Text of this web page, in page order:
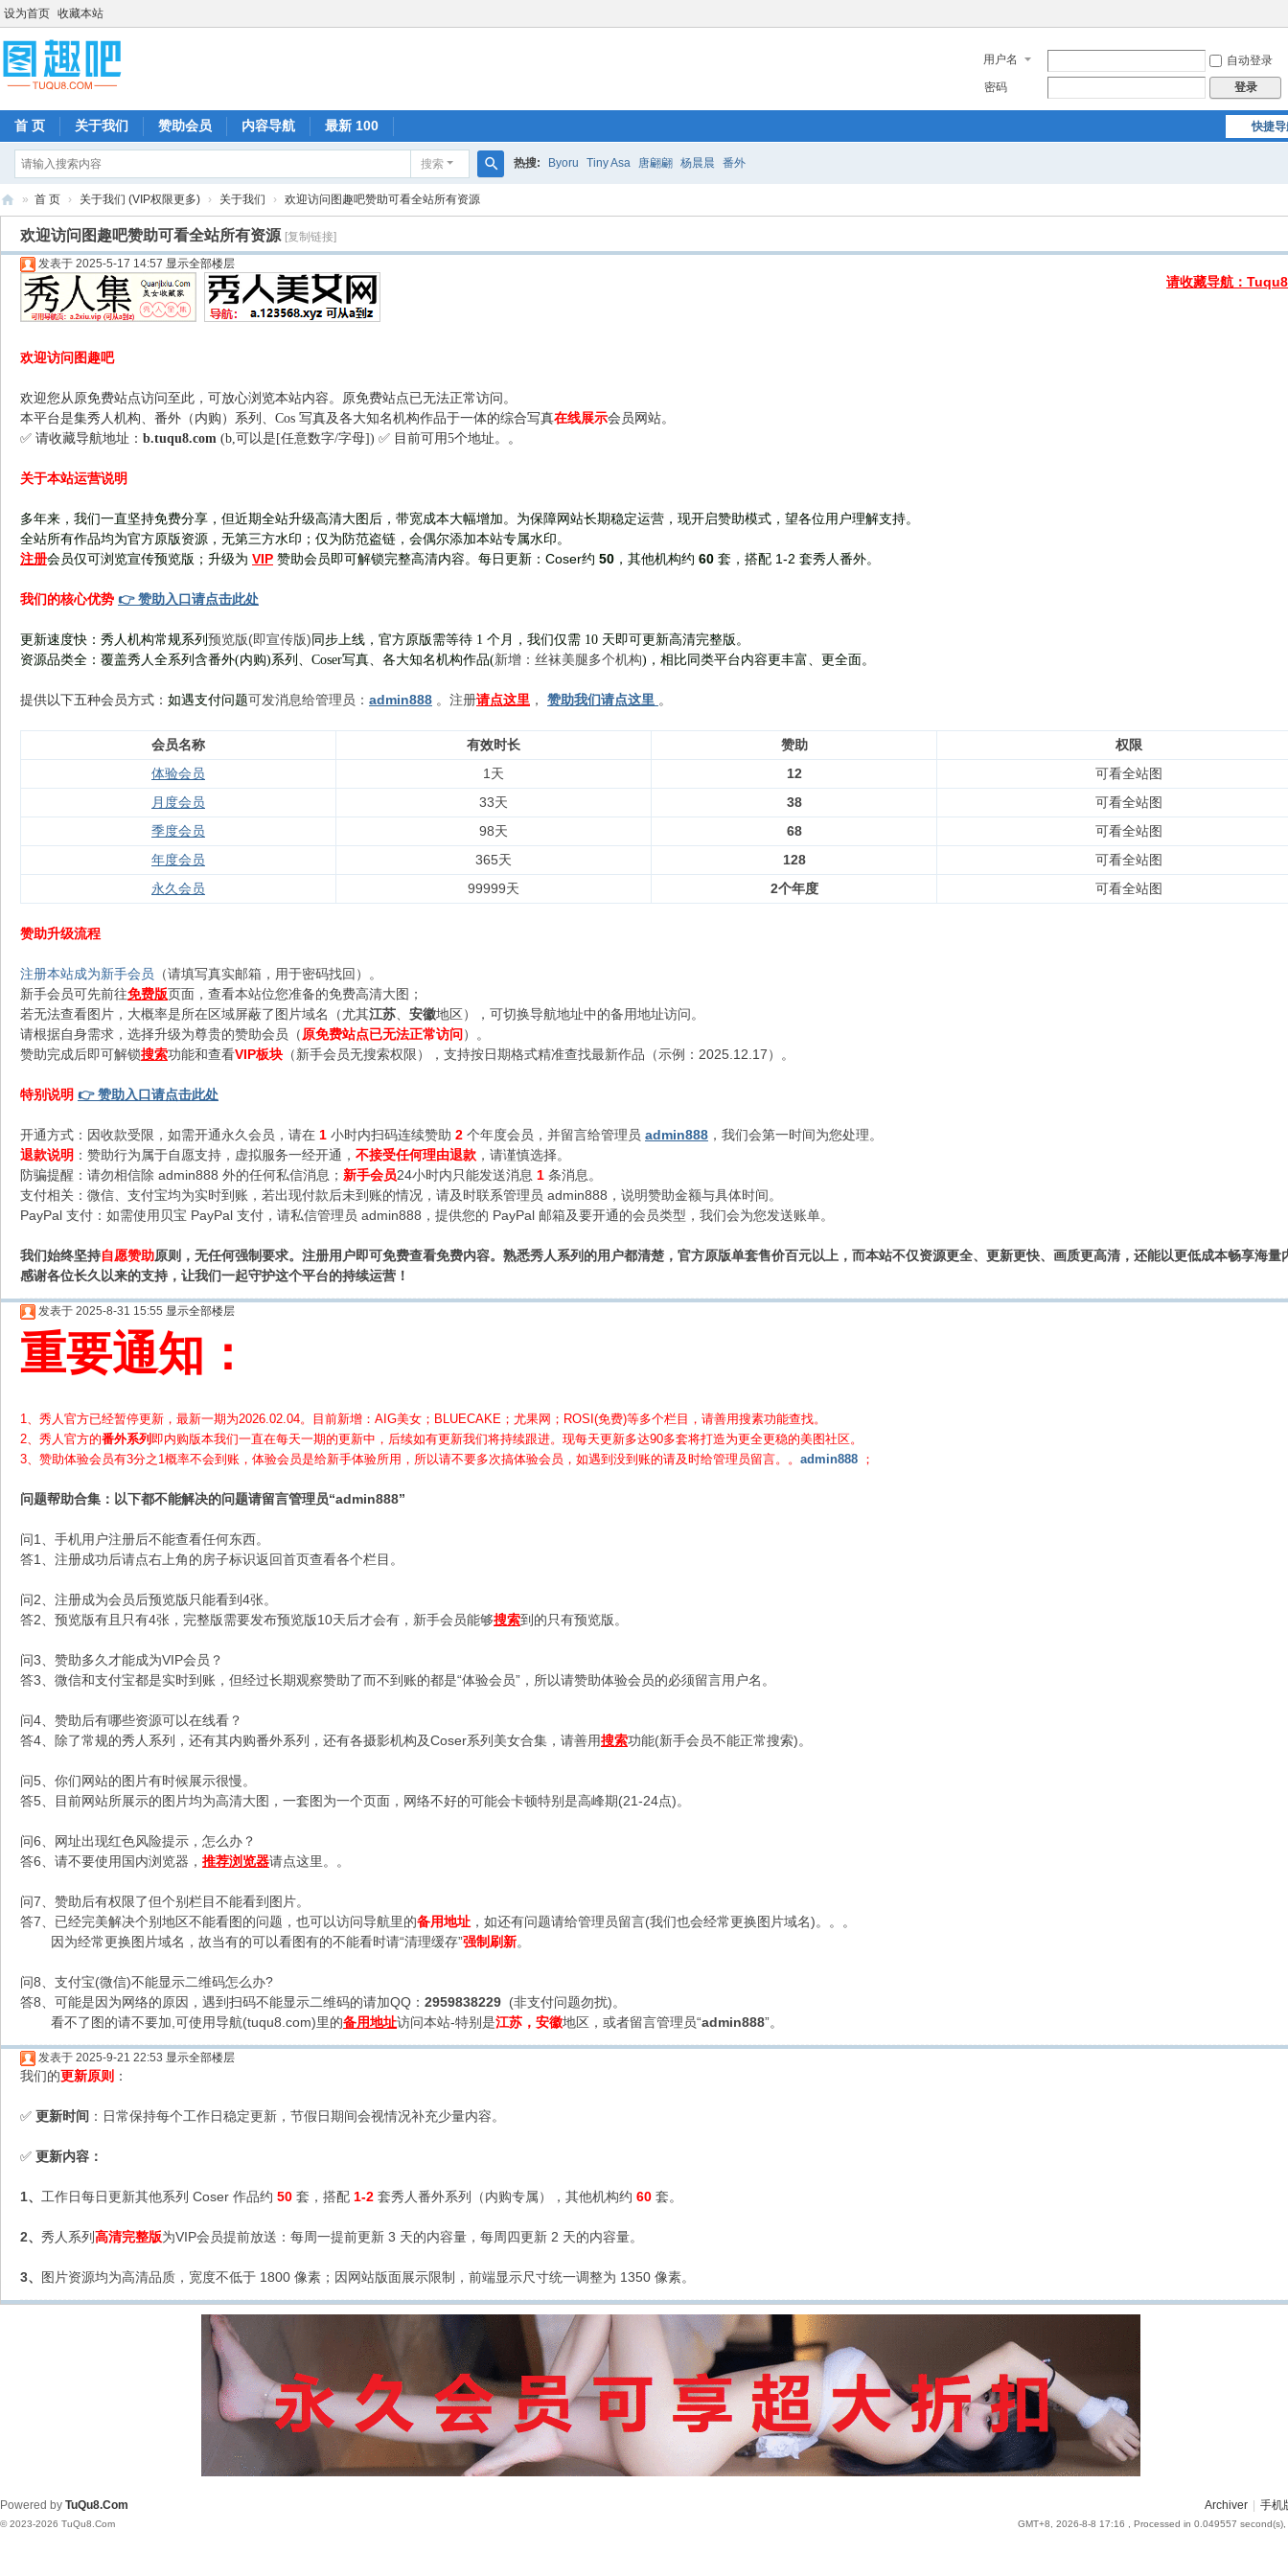
设为首页 收藏本站
用户名
自动登录
密码
登录
快捷
首 页 关于我们 赞助会员 内容导航 最新 100
搜索
索
热搜: Byoru Tiny Asa 唐翩翩 杨晨晨 番外
趣
» 首 页 › 关于我们 (VIP权限更多) › 关于我们 › 欢迎访问图趣吧赞助可看全站所有资源
欢迎访问图趣吧赞助可看全站所有资源 [复制链接]
发表于 2025-5-17 14:57 显示全部楼层
请收藏导航：
欢迎访问图趣吧
欢迎您从原免费站点访问至此，可放心浏览本站内容。原免费站点已无法正常访问。
本平台是集秀人机构、番外（内购）系列、Cos 写真及各大知名机构作品于一体的综合写真在线展示会员网站。
✅ 请收藏导航地址： b.tuqu8.com (b,可以是[任意数字/字母]) ✅ 目前可用5个地址。。
关于本站运营说明
多年来，我们一直坚持免费分享，但近期全站升级高清大图后，带宽成本大幅增加。为保障网站长期稳定运营，现开启赞助模式，望各位用户理解支持。
全站所有作品均为官方原版资源，无第三方水印；仅为防范盗链，会偶尔添加本站专属水印。
注册会员仅可浏览宣传预览版 ； 升级为 VIP 赞助会员即可解锁完整高清内容。每日更新： Coser约 50 ，其他机构约 60 套， 搭配 1-2 套秀人番外。
我们的核心优势 👉 赞助入口请点击此处
更新速度快：秀人机构常规系列 预览版(即宣传版) 同步上线，官方原版需等待 1 个月，我们仅需 10 天即可更新高清完整版。
资源品类全：覆盖秀人全系列含番外(内购)系列、Coser写真、各大知名机构作品(新增：丝袜美腿多个机构)，相比同类平台内容更丰富、更全面。
提供以下五种会员方式： 如遇支付问题可发消息给管理员： admin888 。注册请点这里 ， 赞助我们请点这里 。
会员名称 有效时长 赞助
权限
体验会员
1天 12
可看全站图
月度会员
33天 38
可看全站图
季度会员
98天 68
可看全站图
年度会员
365天 128
可看全站图
永久会员
99999天 2个年度 可看全站图
赞助升级流程
注册本站成为新手会员 （请填写真实邮箱，用于密码找回）。
新手会员可先前往免费版页面，查看本站位您准备的免费高清大图；
若无法查看图片，大概率是所在区域屏蔽了图片域名（尤其江苏 安徽地区），可切换导航地址中的备用地址访问。
请根据自身需求，选择升级为尊贵的赞助会员（原免费站点已无法正常访问 ）。
赞助完成后即可解锁搜索功能和查看VIP板块 （新手会员无搜索权限），支持按日期格式精准查找最新作品（示例：2025.12.17）。
特别说明 👉 赞助入口请点击此处
开通方式：因收款受限，如需开通永久会员，请在 1 小时内扫码连续赞助 2 个年度会员，并留言给管理员 admin888 ，我们会第一时间为您处理。
退款说明 ：赞助行为属于自愿支持，虚拟服务一经开通， 不接受任何理由退款 ，请谨慎选择。
防骗提醒：请勿相信除 admin888 外的任何私信消息； 新手会员24小时内只能发送消息 1 条消息。
支付相关：微信、支付宝均为实时到账，若出现付款后未到账的情况，请及时联系管理员 admin888，说明赞助金额与具体时间。
PayPal 支付：如需使用贝宝 PayPal 支付，请私信管理员 admin888，提供您的 PayPal 邮箱及要开通的会员类型，我们会为您发送账单。
我们始终坚持自愿赞助原则，无任何强制要求。注册用户即可免费查看免费内容。熟悉秀人系列的用户都清楚，官方原版单套售价百元以上，而本站不仅资源更全、更新更快、画质更高清，还能以更低成本畅享海量
感谢各位长久以来的支持，让我们一起守护这个平台的持续运营！
发表于 2025-8-31 15:55 显示全部楼层
重要通知：
1、秀人官方已经暂停更新，最新一期为2026.02.04。目前新增：AIG美女；BLUECAKE；尤果网；ROSI(免费)等多个栏目，请善用搜素功能查找。
2、 秀人官方的番外系列 即内购版本我们一直在每天一期的更新中，后续如有更新我们将持续跟进。现每天更新多达90多套将打造为更全更稳的美图社区。
3、赞助体验会员有3分之1概率不会到账，体验会员是给新手体验所用，所以请不要多次搞体验会员，如遇到没到账的请及时给管理员留言。。 admin888 ；
问题帮助合集 ：以下都不能解决的问题请留言管理员“admin888”
问1、手机用户注册后不能查看任何东西。
答1、注册成功后请点右上角的房子标识返回首页查看各个栏目。
问2、注册成为会员后预览版只能看到4张。
答2、预览版有且只有4张，完整版需要发布预览版10天后才会有，新手会员能够搜索到的只有预览版。
问3、赞助多久才能成为VIP会员？
答3、微信和支付宝都是实时到账，但经过长期观察赞助了而不到账的都是“体验会员”，所以请赞助体验会员的必须留言用户名。
问4、赞助后有哪些资源可以在线看？
答4、除了常规的秀人系列，还有其内购番外系列，还有各摄影机构及Coser系列美女合集，请善用搜索功能(新手会员不能正常搜索)。
问5、你们网站的图片有时候展示很慢。
答5、目前网站所展示的图片均为高清大图，一套图为一个页面，网络不好的可能会卡顿特别是高峰期(21-24点)。
问6、网址出现红色风险提示，怎么办？
答6、请不要使用国内浏览器， 推荐浏览器请点这里。。
问7、赞助后有权限了但个别栏目不能看到图片。
答7、已经完美解决个别地区不能看图的问题，也可以访问导航里的备用地址 ，如还有问题请给管理员留言(我们也会经常更换图片域名)。。。
因为经常更换图片域名，故当有的可以看图有的不能看时请“清理缓存”强制刷新。
问8、支付宝(微信)不能显示二维码怎么办?
答8、可能是因为网络的原因，遇到扫码不能显示二维码的请加QQ： 2959838229 (非支付问题勿扰)。
看不了图的请不要加,可使用导航(tuqu8.com)里的备用地址访问本站-特别是江苏，安徽地区，或者留言管理员“admin888”。
发表于 2025-9-21 22:53 显示全部楼层
我们的更新原则 ：
✅ 更新时间 ：日常保持每个工作日稳定更新，节假日期间会视情况补充少量内容。
✅ 更新内容：
1、 工作日每日更新其他系列 Coser 作品约 50 套，搭配 1-2 套秀人番外系列（内购专属），其他机构约 60 套。
2、 秀人系列高清完整版为VIP会员提前放送：每周一提前更新 3 天的内容量，每周四更新 2 天的内容量。
3、 图片资源均为高清品质，宽度不低于 1800 像素；因网站版面展示限制，前端显示尺寸统一调整为 1350 像素。
Archiver 手机
GMT+8, 2026-8-8 17:16 , Processed in 0.049557
Powered by TuQu8.Com
© 2023-2026 TuQu8.Com